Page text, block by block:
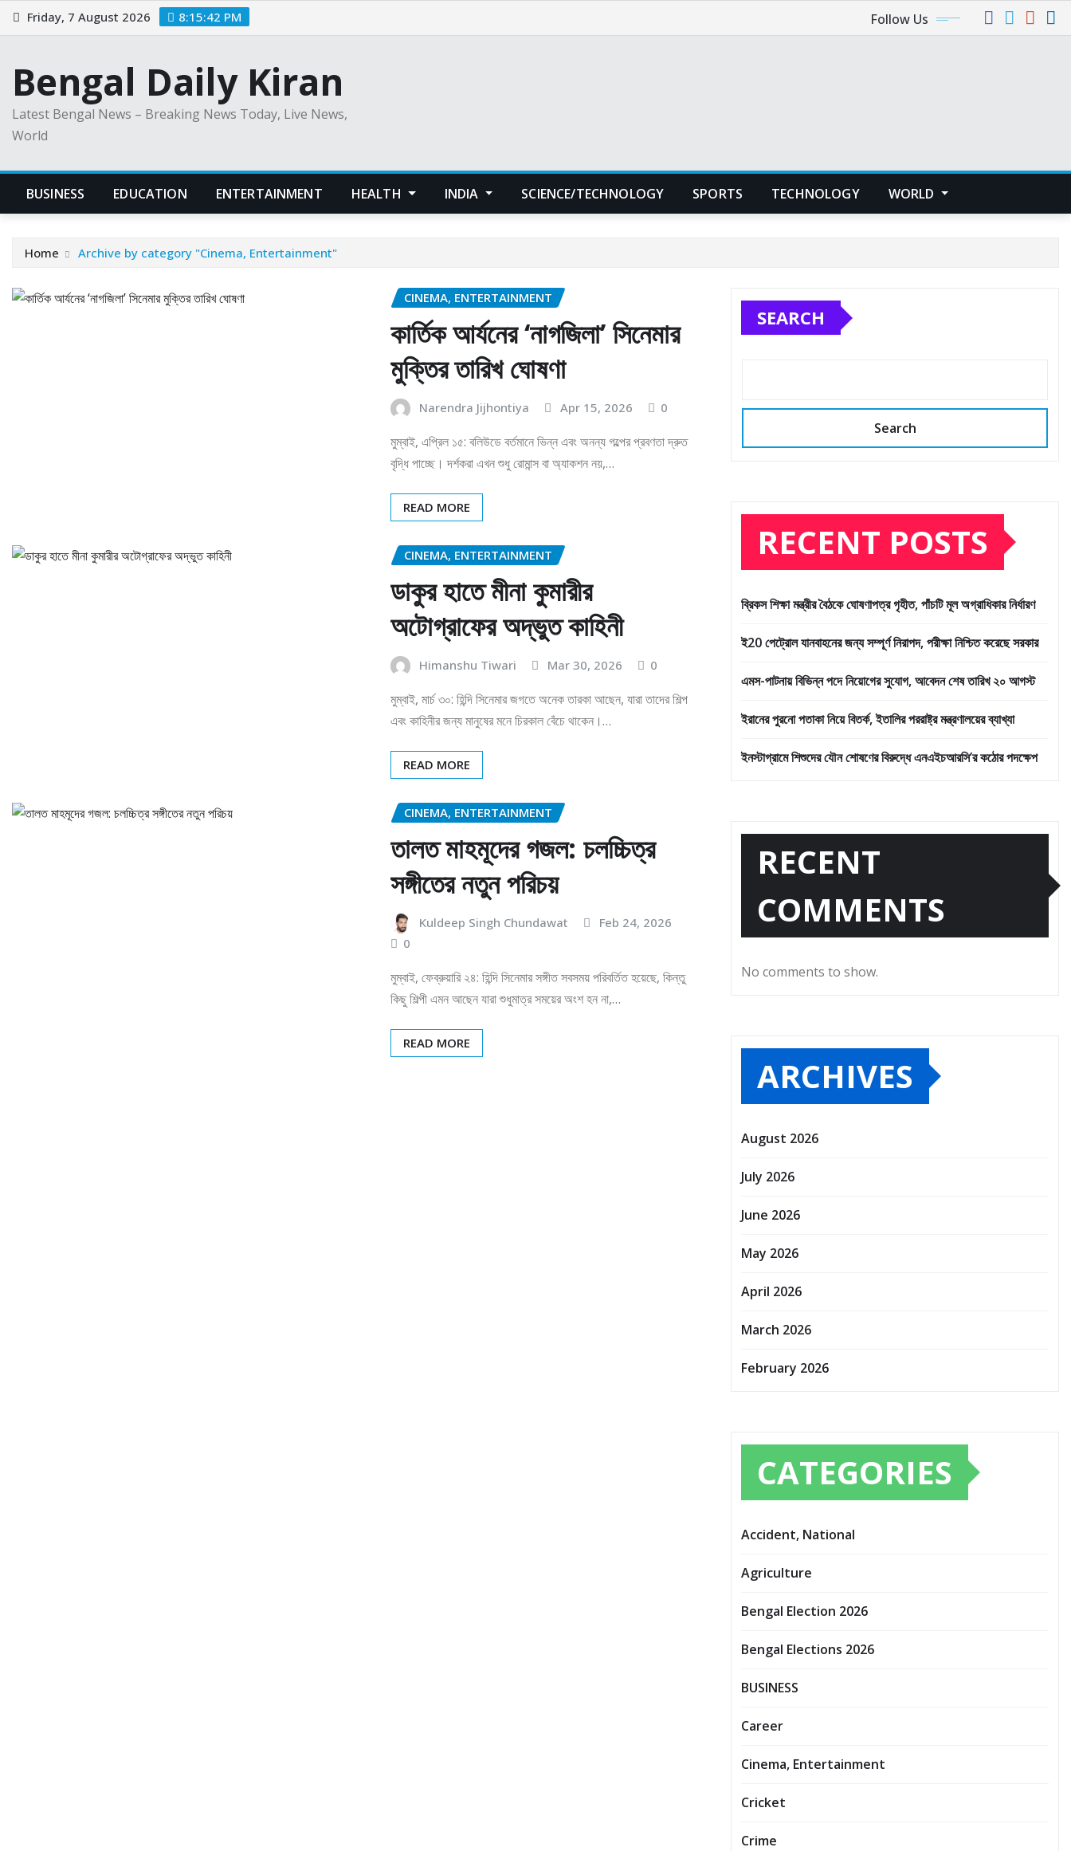
Skip
to
Friday, 7 August 2026 8:15:43 PM Follow Us
Bengal Daily Kiran
Latest Bengal News – Breaking News Today, Live News,
World
BUSINESS EDUCATION ENTERTAINMENT HEALTH INDIA SCIENCE/TECHNOLOGY SPORTS TECHNOLOGY WORLD
Home Archive by category "Cinema, Entertainment"
CINEMA, ENTERTAINMENT
কার্তিক আর্যনের ‘নাগজিলা’ সিনেমার
মুক্তির তারিখ ঘোষণা
Narendra Jijhontiya Apr 15, 2026 0
মুম্বাই, এপ্রিল ১৫: বলিউডে বর্তমানে ভিন্ন এবং অনন্য গল্পের প্রবণতা দ্রুত
বৃদ্ধি পাচ্ছে। দর্শকরা এখন শুধু রোমান্স বা অ্যাকশন নয়,…
READ MORE
CINEMA, ENTERTAINMENT
ডাকুর হাতে মীনা কুমারীর
অটোগ্রাফের অদ্ভুত কাহিনী
Himanshu Tiwari Mar 30, 2026 0
মুম্বাই, মার্চ ৩০: হিন্দি সিনেমার জগতে অনেক তারকা আছেন, যারা তাদের শিল্প
এবং কাহিনীর জন্য মানুষের মনে চিরকাল বেঁচে থাকেন।…
READ MORE
CINEMA, ENTERTAINMENT
তালত মাহমূদের গজল: চলচ্চিত্র
সঙ্গীতের নতুন পরিচয়
Kuldeep Singh Chundawat
Feb 24, 2026
0
মুম্বাই, ফেব্রুয়ারি ২৪: হিন্দি সিনেমার সঙ্গীত সবসময় পরিবর্তিত হয়েছে, কিন্তু
কিছু শিল্পী এমন আছেন যারা শুধুমাত্র সময়ের অংশ হন না,…
READ MORE
SEARCH
Search
RECENT POSTS
ব্রিকস শিক্ষা মন্ত্রীর বৈঠকে ঘোষণাপত্র গৃহীত, পাঁচটি মূল অগ্রাধিকার নির্ধারণ
ই20 পেট্রোল যানবাহনের জন্য সম্পূর্ণ নিরাপদ, পরীক্ষা নিশ্চিত করেছে সরকার
এমস-পাটনায় বিভিন্ন পদে নিয়োগের সুযোগ, আবেদন শেষ তারিখ ২০ আগস্ট
ইরানের পুরনো পতাকা নিয়ে বিতর্ক, ইতালির পররাষ্ট্র মন্ত্রণালয়ের ব্যাখ্যা
ইনস্টাগ্রামে শিশুদের যৌন শোষণের বিরুদ্ধে এনএইচআরসি’র কঠোর পদক্ষেপ
RECENT
COMMENTS
No comments to show.
ARCHIVES
August 2026
July 2026
June 2026
May 2026
April 2026
March 2026
February 2026
CATEGORIES
Accident, National
Agriculture
Bengal Election 2026
Bengal Elections 2026
BUSINESS
Career
Cinema, Entertainment
Cricket
Crime